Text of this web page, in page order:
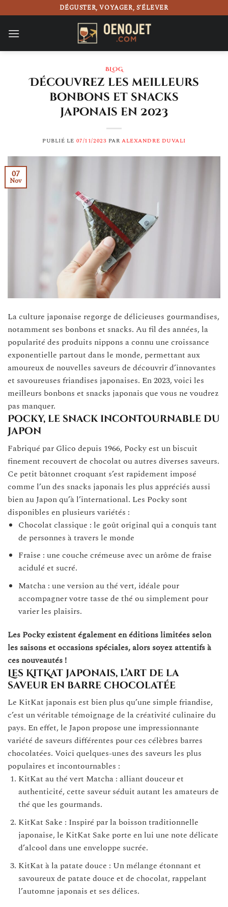
au
contenu
DÉGUSTER, VOYAGER, S’ÉLEVER
BLOG
Découvrez les meilleurs
bonbons et snacks
japonais en 2023
PUBLIÉ LE 07/11/2023 PARALEXANDRE DUVALI
07
Nov
La culture japonaise regorge de délicieuses gourmandises,
notamment ses bonbons et snacks. Au fil des années, la
popularité des produits nippons a connu une croissance
exponentielle partout dans le monde, permettant aux
amoureux de nouvelles saveurs de découvrir d’innovantes
et savoureuses friandises japonaises. En 2023, voici les
meilleurs bonbons et snacks japonais que vous ne voudrez
pas manquer.
Pocky, le snack incontournable du
Japon
Fabriqué par Glico depuis 1966, Pocky est un biscuit
finement recouvert de chocolat ou autres diverses saveurs.
Ce petit bâtonnet croquant s’est rapidement imposé
comme l’un des snacks japonais les plus appréciés aussi
bien au Japon qu’à l’international. Les Pocky sont
disponibles en plusieurs variétés :
Chocolat classique : le goût original qui a conquis tant
de personnes à travers le monde
Fraise : une couche crémeuse avec un arôme de fraise
acidulé et sucré.
Matcha : une version au thé vert, idéale pour
accompagner votre tasse de thé ou simplement pour
varier les plaisirs.
Les Pocky existent également en éditions limitées selon
les saisons et occasions spéciales, alors soyez attentifs à
ces nouveautés !
Les KitKat japonais, l’art de la
saveur en barre chocolatée
Le KitKat japonais est bien plus qu’une simple friandise,
c’est un véritable témoignage de la créativité culinaire du
pays. En effet, le Japon propose une impressionnante
variété de saveurs différentes pour ces célèbres barres
chocolatées. Voici quelques-unes des saveurs les plus
populaires et incontournables :
KitKat au thé vert Matcha : alliant douceur et
authenticité, cette saveur séduit autant les amateurs de
thé que les gourmands.
KitKat Sake : Inspiré par la boisson traditionnelle
japonaise, le KitKat Sake porte en lui une note délicate
d’alcool dans une enveloppe sucrée.
KitKat à la patate douce : Un mélange étonnant et
savoureux de patate douce et de chocolat, rappelant
l’automne japonais et ses délices.